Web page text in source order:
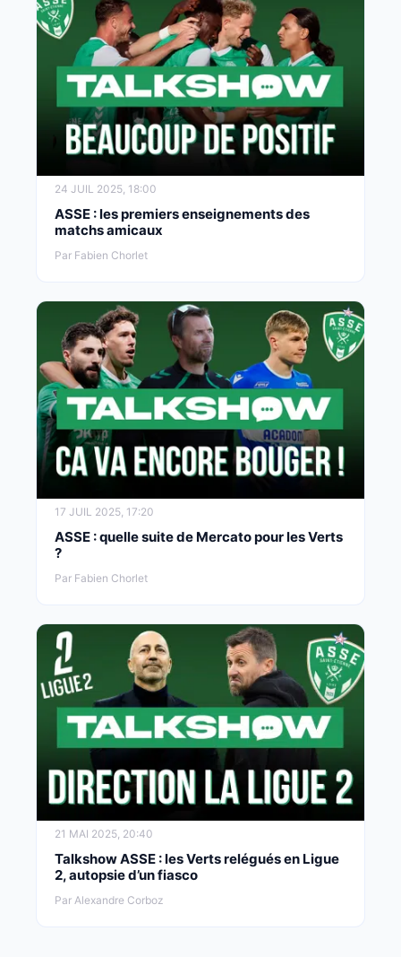
24 JUIL 2025, 18:00
ASSE : les premiers enseignements des
matchs amicaux
Par Fabien Chorlet
17 JUIL 2025, 17:20
ASSE : quelle suite de Mercato pour les Verts
?
Par Fabien Chorlet
21 MAI 2025, 20:40
Talkshow ASSE : les Verts relégués en Ligue
2, autopsie d’un fiasco
Par Alexandre Corboz